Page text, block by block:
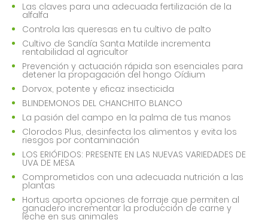
Las claves para una adecuada fertilización de la
alfalfa
Controla las queresas en tu cultivo de palto
Cultivo de Sandía Santa Matilde incrementa
rentabilidad al agricultor
Prevención y actuación rápida son esenciales para
detener la propagación del hongo Oídium
Dorvox, potente y eficaz insecticida
BLINDEMONOS DEL CHANCHITO BLANCO
La pasión del campo en la palma de tus manos
Clorodos Plus, desinfecta los alimentos y evita los
riesgos por contaminación
LOS ERIÓFIDOS: PRESENTE EN LAS NUEVAS VARIEDADES DE
UVA DE MESA
Comprometidos con una adecuada nutrición a las
plantas
Hortus aporta opciones de forraje que permiten al
ganadero incrementar la producción de carne y
leche en sus animales